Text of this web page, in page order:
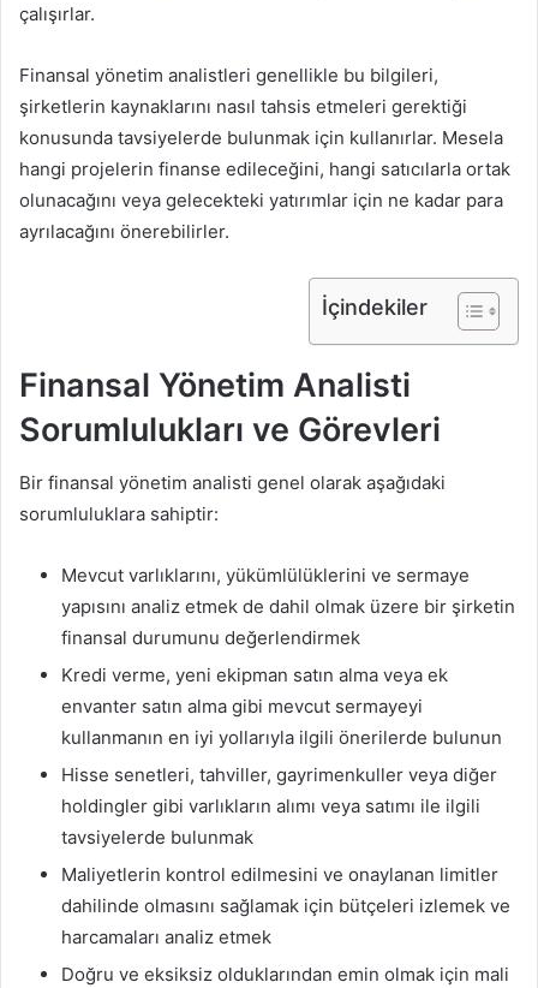
çalışırlar.
Finansal yönetim analistleri genellikle bu bilgileri,
şirketlerin kaynaklarını nasıl tahsis etmeleri gerektiği
konusunda tavsiyelerde bulunmak için kullanırlar. Mesela
hangi projelerin finanse edileceğini, hangi satıcılarla ortak
olunacağını veya gelecekteki yatırımlar için ne kadar para
ayrılacağını önerebilirler.
İçindekiler
Finansal Yönetim Analisti
Sorumlulukları ve Görevleri
Bir finansal yönetim analisti genel olarak aşağıdaki
sorumluluklara sahiptir:
Mevcut varlıklarını, yükümlülüklerini ve sermaye
yapısını analiz etmek de dahil olmak üzere bir şirketin
finansal durumunu değerlendirmek
Kredi verme, yeni ekipman satın alma veya ek
envanter satın alma gibi mevcut sermayeyi
kullanmanın en iyi yollarıyla ilgili önerilerde bulunun
Hisse senetleri, tahviller, gayrimenkuller veya diğer
holdingler gibi varlıkların alımı veya satımı ile ilgili
tavsiyelerde bulunmak
Maliyetlerin kontrol edilmesini ve onaylanan limitler
dahilinde olmasını sağlamak için bütçeleri izlemek ve
harcamaları analiz etmek
Doğru ve eksiksiz olduklarından emin olmak için mali